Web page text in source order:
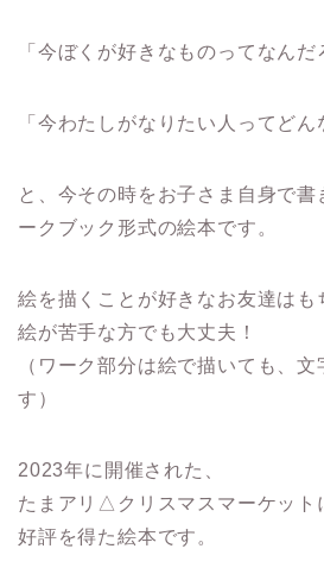
「今ぼくが好きなものってなんだ
「今わたしがなりたい人ってどん
と、今その時をお子さま自身で書
ークブック形式の絵本です。
絵を描くことが好きなお友達はも
絵が苦手な方でも大丈夫！
（ワーク部分は絵で描いても、
す）
2023年に開催された、
たまアリ△クリスマスマーケット
好評を得た絵本です。